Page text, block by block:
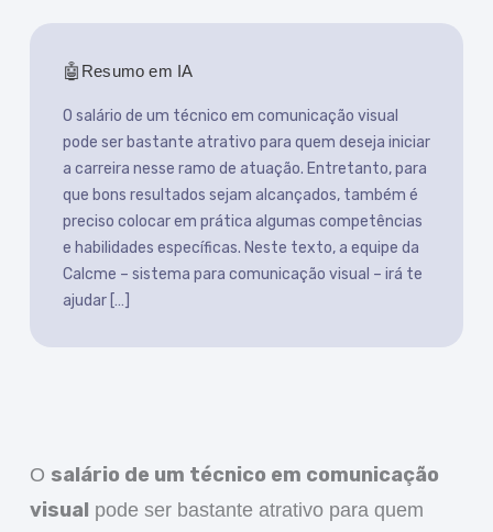
Resumo em IA
O salário de um técnico em comunicação visual
pode ser bastante atrativo para quem deseja iniciar
a carreira nesse ramo de atuação. Entretanto, para
que bons resultados sejam alcançados, também é
preciso colocar em prática algumas competências
e habilidades específicas. Neste texto, a equipe da
Calcme – sistema para comunicação visual – irá te
ajudar […]
O salário de um técnico em comunicação
visual pode ser bastante atrativo para quem